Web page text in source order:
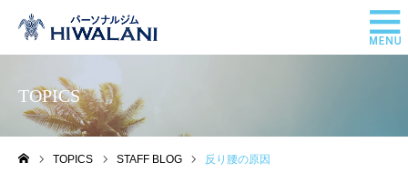
TOPICS
TOPICS STAFF BLOG 反り腰の原因